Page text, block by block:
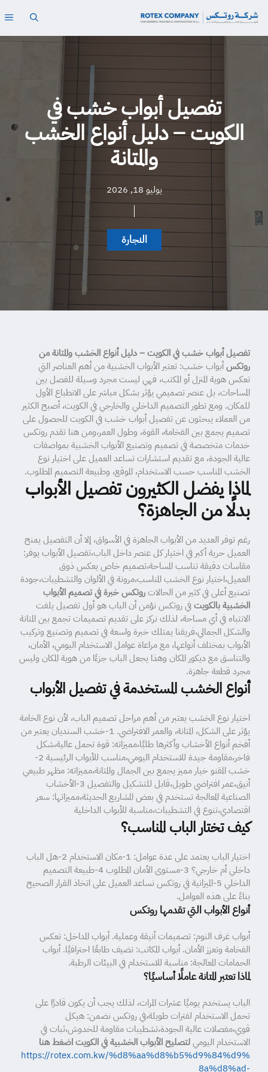
تفصيل أبواب خشب في
الكويت – دليل أنواع الخشب
والمتانة
يوليو 18, 2026
النجارة
تفصيل أبواب خشب في الكويت – دليل أنواع الخشب والمتانة من
روتكسأبواب خشب: تعتبر الأبواب الخشبية من أهم العناصر التي
تعكس هوية المنزل أو المكتب، فهي ليست مجرد وسيلة للفصل بين
المساحات، بل عنصر تصميمي يؤثر بشكل مباشر على الانطباع الأول
للمكان. ومع تطور التصميم الداخلي والخارجي في الكويت، أصبح الكثير
من العملاء يبحثون عن تفصيل أبواب خشب في الكويت للحصول على
تصميم يجمع بين الفخامة، القوة، وطول العمر،ومن هنا تقدم روتكس
خدمات متخصصة في تصميم وتصنيع الأبواب الخشبية بمواصفات
عالية الجودة، مع تقديم استشارات تساعد العميل على اختيار نوع
الخشب المناسب حسب الاستخدام، الموقع، وطبيعة التصميم المطلوب.
لماذا يفضل الكثيرون تفصيل الأبواب
بدلًا من الجاهزة؟
رغم توفر العديد من الأبواب الجاهزة في الأسواق، إلا أن التفصيل يمنح
العميل حرية أكبر في اختيار كل عنصر داخل الباب،تفصيل الأبواب يوفر:
مقاسات دقيقة تناسب المساحة،تصميم خاص يعكس ذوق
العميل،اختيار نوع الخشب المناسب،مرونة في الألوان والتشطيبات،جودة
تصنيع أعلى في كثير من الحالاتروتكس خبرة في تصميم الأبواب
الخشبية بالكويتفي روتكس نؤمن أن الباب هو أول تفصيل يلفت
الانتباه في أي مساحة، لذلك نركز على تقديم تصميمات تجمع بين المتانة
والشكل الجمالي،فريقنا يمتلك خبرة واسعة في تصميم وتصنيع وتركيب
الأبواب بمختلف أنواعها، مع مراعاة عوامل الاستخدام اليومي، الأمان،
والتناسق مع ديكور المكان وهذا يجعل الباب جزءًا من هوية المكان وليس
مجرد قطعة جاهزة.
أنواع الخشب المستخدمة في تفصيل الأبواب
اختيار نوع الخشب يعتبر من أهم مراحل تصميم الباب، لأن نوع الخامة
يؤثر على الشكل، المتانة، والعمر الافتراضي. 1-خشب السنديان يعتبر من
أفخم أنواع الأخشاب وأكثرها طلبًا،مميزاته: قوة تحمل عالية،شكل
فاخر،مقاومة جيدة للاستخدام اليومي،مناسب للأبواب الرئيسية 2-
خشب المقنو خيار مميز يجمع بين الجمال والمتانة،مميزاته: مظهر طبيعي
أنيق،عمر افتراضي طويل،قابل للتشكيل والتفصيل 3-الأخشاب
الصناعية المعالجة تستخدم في بعض المشاريع الحديثة،مميزاتها: سعر
اقتصادي،تنوع في التشطيبات،مناسبة للأبواب الداخلية
كيف تختار الباب المناسب؟
اختيار الباب يعتمد على عدة عوامل: 1-مكان الاستخدام 2-هل الباب
داخلي أم خارجي؟ 3-مستوى الأمان المطلوب 4-طبيعة التصميم
الداخلي 5-الميزانية في روتكس نساعد العميل على اتخاذ القرار الصحيح
بناءً على هذه العوامل.
أنواع الأبواب التي تقدمها روتكس
أبواب غرف النوم: تصميمات أنيقة وعملية. أبواب المداخل: تعكس
الفخامة وتعزز الأمان. أبواب المكاتب: تضيف طابعًا احترافيًا. أبواب
الحمامات المعالجة: مناسبة للاستخدام في البيئات الرطبة.
لماذا تعتبر المتانة عاملًا أساسيًا؟
الباب يستخدم يوميًا عشرات المرات، لذلك يجب أن يكون قادرًا على
تحمل الاستخدام لفترات طويلة،في روتكس نضمن: هيكل
قوي،مفصلات عالية الجودة،تشطيبات مقاومة للخدوش،ثبات في
الاستخدام اليوميلتصليح الأبواب الخشبية في الكويت اضغط هنا
https://rotex.com.kw/%d8%aa%d8%b5%d9%84%d9%
8a%d8%ad-